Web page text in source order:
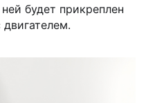
будет прикреплен